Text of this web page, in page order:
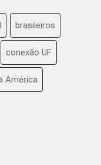
brasileiros
conexão UF
América